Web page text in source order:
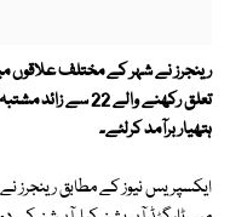
رینجرز نےشہر کے مختلف علاقوں
تعلق رکھنے والے
ہتھیار برآمد کرلئے۔
ایکسپریس نیوز کے مطابق رینجرز